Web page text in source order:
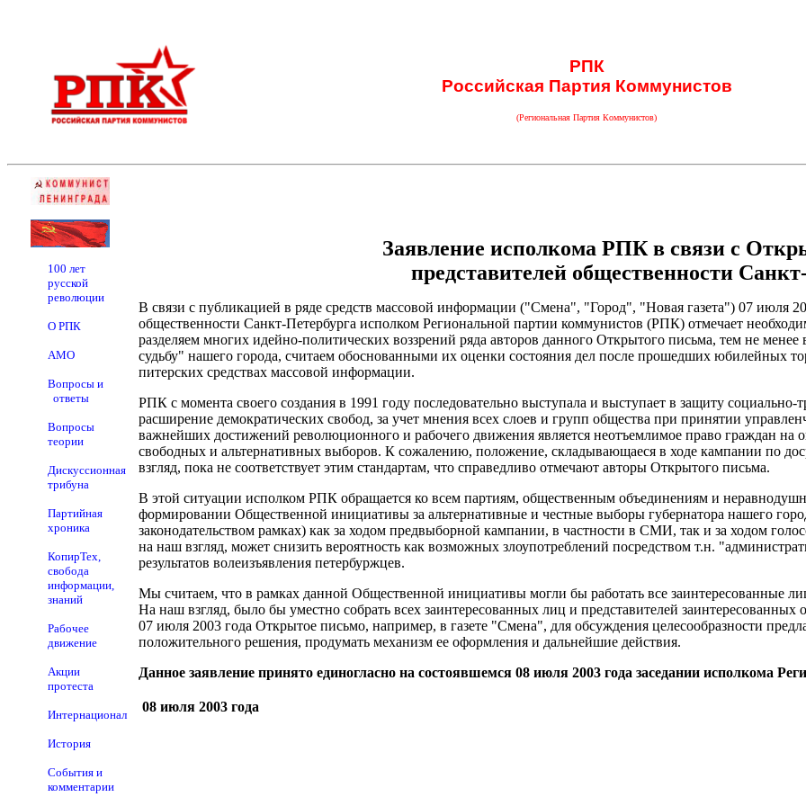
РПК
Российская Партия Коммунистов
(Региональная Партия Коммунистов)
100 лет
русской
революции
О РПК
АМО
Вопросы и
ответы
Вопросы
теории
Дискуссионная
трибуна
Партийная
хроника
КопирТех,
свобода
информации,
знаний
Рабочее
движение
Акции
протеста
Интернационал
История
События и
комментарии
Заявление исполкома РПК в связи с
представителей общественности
В связи с публикацией в ряде средств массовой информации ("Смена", "Город", "Новая газета") 07 июля
общественности Санкт-Петербурга исполком Региональной партии коммунистов (РПК) отмечает
разделяем многих идейно-политических воззрений ряда авторов данного Открытого письма, тем не
судьбу" нашего города, считаем обоснованными их оценки состояния дел после прошедших юбилейных
питерских средствах массовой информации.
РПК с момента своего создания в 1991 году последовательно выступала и выступает в защиту
расширение демократических свобод, за учет мнения всех слоев и групп общества при принятии
важнейших достижений революционного и рабочего движения является неотъемлимое право граждан на
свободных и альтернативных выборов. К сожалению, положение, складывающаеся в ходе кампании по
взгляд, пока не соответствует этим стандартам, что справедливо отмечают авторы Открытого письма.
В этой ситуации исполком РПК обращается ко всем партиям, общественным объединениям и
формировании Общественной инициативы за альтернативные и честные выборы губернатора нашего
законодательством рамках) как за ходом предвыборной кампании, в частности в СМИ, так и за ходом
на наш взгляд, может снизить вероятность как возможных злоупотреблений посредством т.н.
результатов волеизъявления петербуржцев.
Мы считаем, что в рамках данной Общественной инициативы могли бы работать все заинтересованные
На наш взгляд, было бы уместно собрать всех заинтересованных лиц и представителей
07 июля 2003 года Открытое письмо, например, в газете "Смена", для обсуждения целесообразности
положительного решения, продумать механизм ее оформления и дальнейшие действия.
Данное заявление принято единогласно на состоявшемся 08 июля 2003 года заседании исполкома
08 июля 2003 года